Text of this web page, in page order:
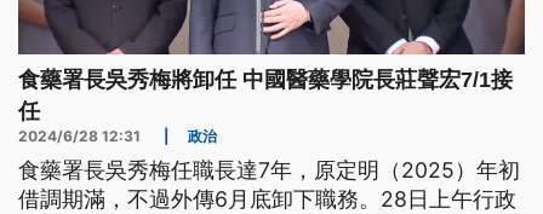
食藥署長吳秀梅將卸任 中國醫藥學院長莊聲宏7/1接
任
2024/6/28 12:31 政治
食藥署長吳秀梅任職長達7年，原定明（2025）年初
借調期滿，不過外傳6月底卸下職務。28日上午行政